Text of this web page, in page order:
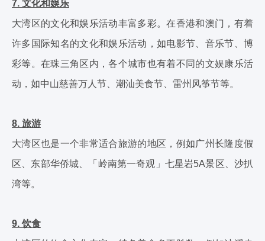
7. 文化和娱乐
大湾区的文化和娱乐活动丰富多彩。在香港和澳门，有着
许多国际知名的文化和娱乐活动，如电影节、音乐节、博
彩等。在珠三角区内，各个城市也有着不同的文娱康乐活
动，如中山慈善万人节、潮汕美食节、雷州风筝节等。
8. 旅游
大湾区也是一个非常适合旅游的地区，例如广州长隆度假
区、东部华侨城、「岭南第一奇观」七星岩5A景区、沙扒
湾等。
9. 饮食